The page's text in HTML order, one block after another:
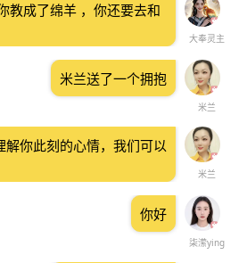
大奉灵主
教成了绵羊 ，你还要去和
米兰
米兰送了一个拥抱
米兰
解你此刻的心情，我们可以
柒潆ying
你好